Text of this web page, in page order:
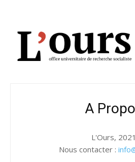
A
L'Ours, 2021
Nous contacter :